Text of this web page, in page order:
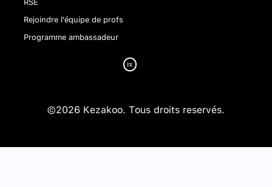
Rejoindre l'équipe de profs
Programme ambassadeur
©2026 Kezakoo. Tous droits reservés.